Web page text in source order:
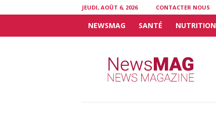
JEUDI, AOÛT 6, 2026 CONTACTER NOUS
NEWSMAG SANTÉ NUTRITION